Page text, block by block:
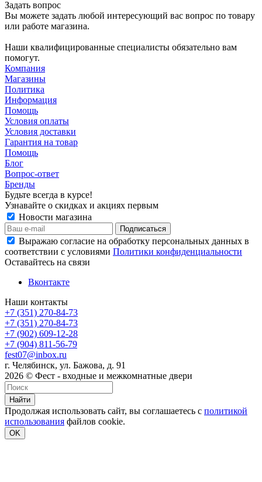
Задать вопрос
Вы можете задать любой интересующий вас вопрос по товару
или работе магазина.
Наши квалифицированные специалисты обязательно вам
помогут.
Компания
Магазины
Политика
Информация
Помощь
Условия оплаты
Условия доставки
Гарантия на товар
Помощь
Блог
Вопрос-ответ
Бренды
Будьте всегда в курсе!
Узнавайте о скидках и акциях первым
Новости магазина
Выражаю согласие на обработку персональных данных в
соответствии с условиями Политики конфиденциальности
Оставайтесь на связи
Вконтакте
Наши контакты
+7 (351) 270-84-73
+7 (351) 270-84-73
+7 (902) 609-12-28
+7 (904) 811-56-79
fest07@inbox.ru
г. Челябинск, ул. Бажова, д. 91
2026 © Фест - входные и межкомнатные двери
Найти
Продолжая использовать сайт, вы соглашаетесь с политикой
использования файлов cookie.
OK